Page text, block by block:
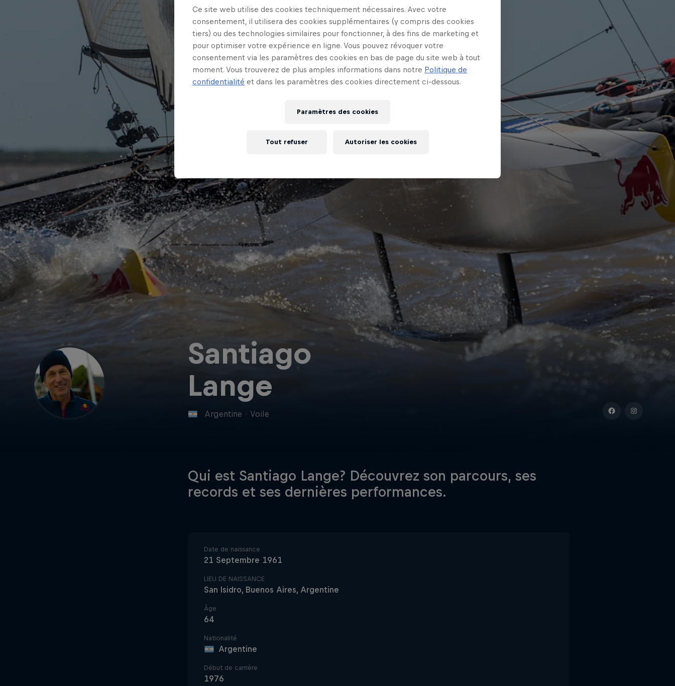
Santiago
Lange
Argentine · Voile
Qui est Santiago Lange? Découvrez son parcours, ses
records et ses dernières performances.
Date de naissance
21 Septembre 1961
LIEU DE NAISSANCE
San Isidro, Buenos Aires, Argentine
Âge
64
Nationalité
Argentine
Début de carrière
1976
Ce site web utilise des cookies techniquement nécessaires. Avec votre
consentement, il utilisera des cookies supplémentaires (y compris des cookies
tiers) ou des technologies similaires pour fonctionner, à des fins de marketing et
pour optimiser votre expérience en ligne. Vous pouvez révoquer votre
consentement via les paramètres des cookies en bas de page du site web à tout
moment. Vous trouverez de plus amples informations dans notre Politique de
confidentialité et dans les paramètres des cookies directement ci-dessous.
Paramètres des cookies
Tout refuser Autoriser les cookies